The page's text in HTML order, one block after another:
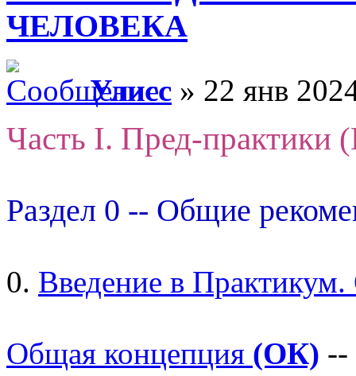
ЧЕЛОВЕКА
Улисс » 22 янв
Часть I. Пред-практики
Раздел 0 -- Общие
0. Введение в
Общая концепция (ОК) --